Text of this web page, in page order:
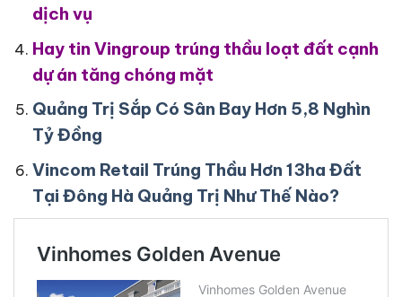
dịch vụ
Hay tin Vingroup trúng thầu loạt đất cạnh
dự án tăng chóng mặt
Quảng Trị Sắp Có Sân Bay Hơn 5,8 Nghìn
Tỷ Đồng
Vincom Retail Trúng Thầu Hơn 13ha Đất
Tại Đông Hà Quảng Trị Như Thế Nào?